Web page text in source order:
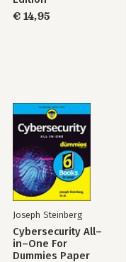
Buy-In.
Way to Test.
€ 14,95
Joseph Steinberg
Cybersecurity All–
in–One For
Dummies Paper